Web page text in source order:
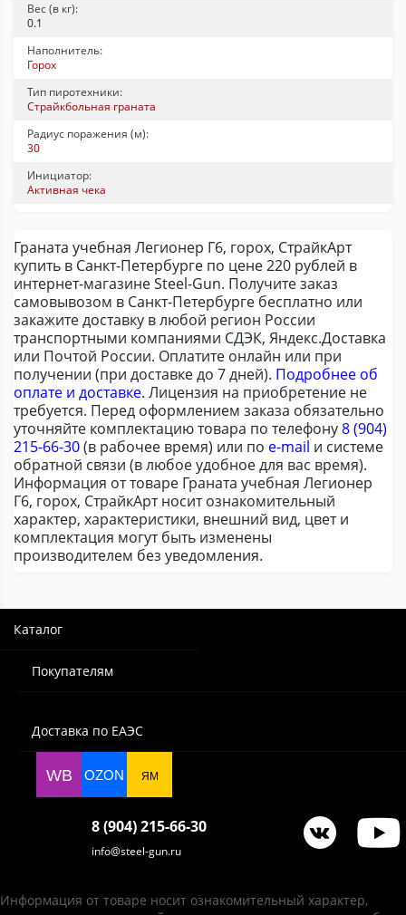
Вес (в кг):
0.1
Наполнитель:
Горох
Тип пиротехники:
Страйкбольная граната
Радиус поражения (м):
30
Инициатор:
Активная чека
Граната учебная Легионер Г6, горох, СтрайкАрт
купить в Санкт-Петербурге по цене 220 рублей в
интернет-магазине Steel-Gun. Получите заказ
самовывозом в Санкт-Петербурге бесплатно или
закажите доставку в любой регион России
транспортными компаниями СДЭК, Яндекс.Доставка
или Почтой России. Оплатите онлайн или при
получении (при доставке до 7 дней). Подробнее об
оплате и доставке. Лицензия на приобретение не
требуется. Перед оформлением заказа обязательно
уточняйте комплектацию товара по телефону8 (904)
215-66-30(в рабочее время) или по e-mail и системе
обратной связи (в любое удобное для вас время).
Информация от товаре Граната учебная Легионер
Г6, горох, СтрайкАрт носит ознакомительный
характер, характеристики, внешний вид, цвет и
комплектация могут быть изменены
производителем без уведомления.
Каталог
Покупателям
Доставка по ЕАЭС
WB OZON ЯМ
8 (904) 215-66-30
info@steel-gun.ru
Информация от товаре носит ознакомительный характер,